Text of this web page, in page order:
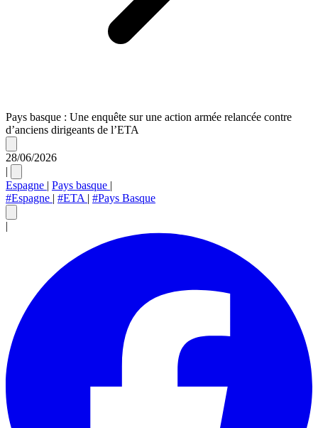
Pays basque : Une enquête sur une action armée relancée contre
d’anciens dirigeants de l’ETA
28/06/2026
|
Espagne | Pays basque |
#Espagne | #ETA | #Pays Basque
|